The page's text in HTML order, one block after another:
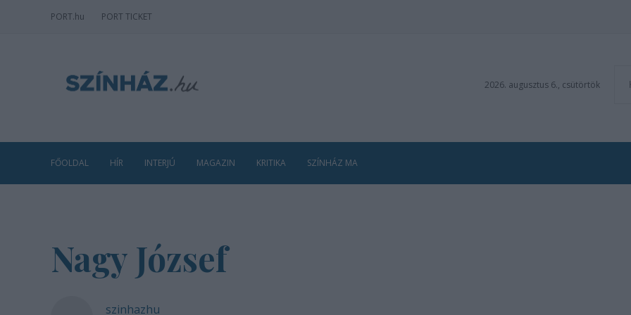
PORT.hu PORT TICKET
2026. augusztus 6., csütörtök
FŐOLDAL HÍR INTERJÚ MAGAZIN KRITIKA SZÍNHÁZ MA
Nagy József
szinhazhu